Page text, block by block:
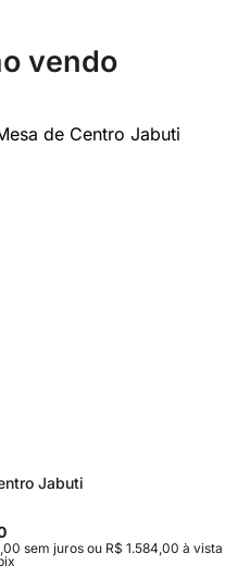
vendo
Jabuti
sem juros ou R$ 1.584,00 à vista